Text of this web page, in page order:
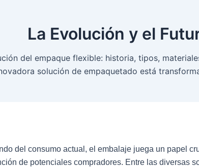
La Evolución y el
del empaque flexible: historia, tipos,
solución de empaquetado está
del consumo actual, el embalaje juega un papel
de potenciales compradores. Entre las diversas